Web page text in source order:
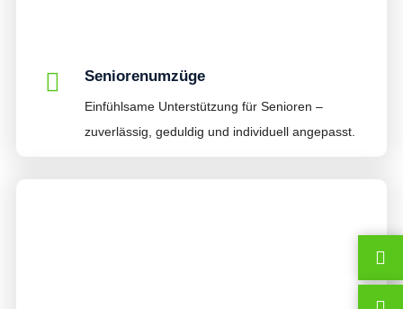
Seniorenumzüge
Einfühlsame Unterstützung für Senioren –
zuverlässig, geduldig und individuell angepasst.